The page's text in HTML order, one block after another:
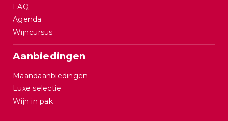
FAQ
Agenda
Wijncursus
Aanbiedingen
Maandaanbiedingen
Luxe selectie
Wijn in pak